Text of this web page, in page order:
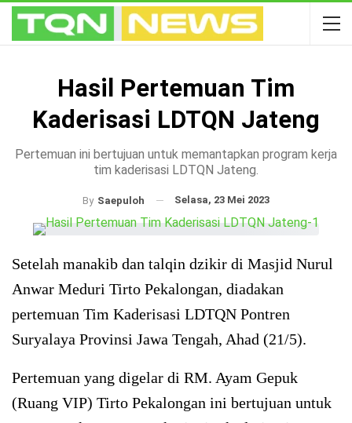
Hasil Pertemuan Tim
Kaderisasi LDTQN Jateng
Pertemuan ini bertujuan untuk memantapkan program kerja
tim kaderisasi LDTQN Jateng.
By Saepuloh Selasa, 23 Mei 2023
Setelah manakib dan talqin dzikir di Masjid Nurul
Anwar Meduri Tirto Pekalongan, diadakan
pertemuan Tim Kaderisasi LDTQN Pontren
Suryalaya Provinsi Jawa Tengah, Ahad (21/5).
Pertemuan yang digelar di RM. Ayam Gepuk
(Ruang VIP) Tirto Pekalongan ini bertujuan untuk